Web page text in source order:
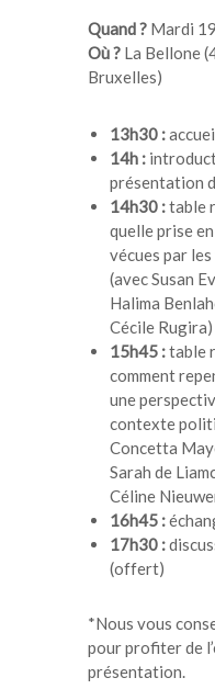
Quand ? Mardi
Où ? La Bellone
Bruxelles)
13h30 :
14h :
présentation
14h30 :table
quelle prise
vécues par
(avec Susan
Halima
Cécile Rugira)
15h45 :table
comment
une
contexte
Concetta
Sarah de
Céline
16h45 :
17h30 :
(offert)
*Nous vous
pour profiter de
présentation.